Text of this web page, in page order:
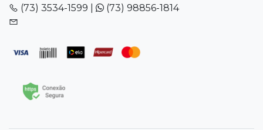
(73) 3534-1599 |
(73) 98856-1814